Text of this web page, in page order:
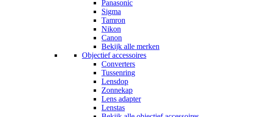
Panasonic
Sigma
Tamron
Nikon
Canon
Bekijk alle merken
Objectief accessoires
Converters
Tussenring
Lensdop
Zonnekap
Lens adapter
Lenstas